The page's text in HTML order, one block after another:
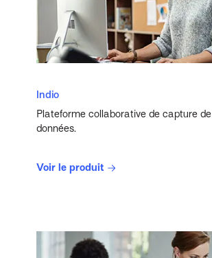
Indio
Plateforme collaborative de capture de
données.
Voir le produit